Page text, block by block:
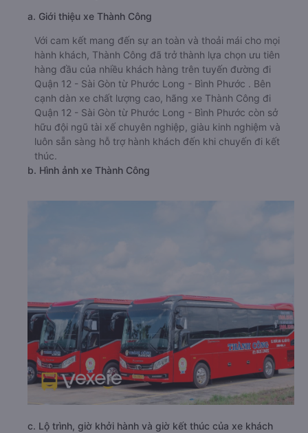
a. Giới thiệu xe Thành Công
Với cam kết mang đến sự an toàn và thoải mái cho mọi
hành khách, Thành Công đã trở thành lựa chọn ưu tiên
hàng đầu của nhiều khách hàng trên tuyến đường đi
Quận 12 - Sài Gòn từ Phước Long - Bình Phước . Bên
cạnh dàn xe chất lượng cao, hãng xe Thành Công đi
Quận 12 - Sài Gòn từ Phước Long - Bình Phước còn sở
hữu đội ngũ tài xế chuyên nghiệp, giàu kinh nghiệm và
luôn sẵn sàng hỗ trợ hành khách đến khi chuyến đi kết
thúc.
b. Hình ảnh xe Thành Công
c. Lộ trình, giờ khởi hành và giờ kết thúc của xe khách